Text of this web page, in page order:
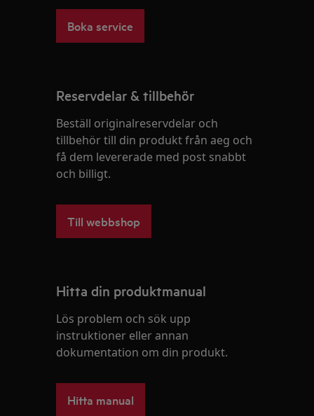
Boka service
Reservdelar & tillbehör
Beställ originalreservdelar och
tillbehör till din produkt från aeg och
få dem levererade med post snabbt
och billigt.
Till webbshop
Hitta din produktmanual
Lös problem och sök upp
instruktioner eller annan
dokumentation om din produkt.
Hitta manual